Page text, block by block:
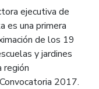
ejecutiva de
es una primera
de los 19
y jardines
región
2017.